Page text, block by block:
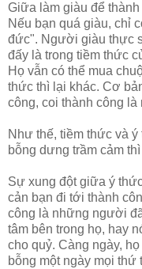
Giữa làm giàu để
Nếu bạn quá giàu, chỉ
đức". Người giàu thực
đấy là trong tiềm thức
Họ vẫn có thể mua
thức thì lại khác. Cơ
công, coi thành công là
Như thế, tiềm thức và
bỗng dưng trầm cảm
Sự xung đột giữa ý
cản bạn đi tới thành
công là những người
tâm bên trong họ, hay
cho quỷ. Càng ngày,
bỗng một ngày mọi thứ